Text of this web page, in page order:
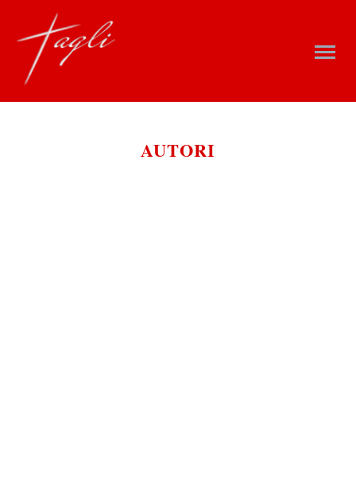
AUTORI